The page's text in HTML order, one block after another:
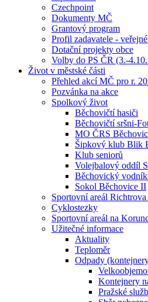
Czechpoint
Dokumenty MČ
Grantový program
Profil zadavatele -
Dotační projekty obce
Volby do PS ČR (3.-
Život v městské části
Přehled akcí MČ pro r.
Pozvánka na akce
Spolkový život
Běchovičtí hasiči
Běchovičtí sršni-
MO ČRS
Šipkový klub Blik
Klub seniorů
Volejbalový oddíl
Běchovický vodník
Sokol Běchovice II
Sportovní areál
Cyklostezky
Sportovní areál na
Užitečné informace
Aktuality
Teploměr
Odpady
Kontejnery
Pražské